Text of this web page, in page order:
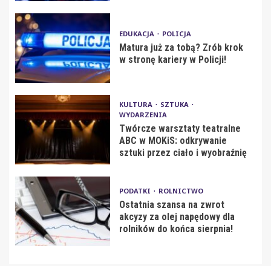
EDUKACJA POLICJA
Matura już za tobą? Zrób krok
w stronę kariery w Policji!
KULTURA
SZTUKA
WYDARZENIA
Twórcze warsztaty teatralne
ABC w MOKiS: odkrywanie
sztuki przez ciało i wyobraźnię
PODATKI ROLNICTWO
Ostatnia szansa na zwrot
akcyzy za olej napędowy dla
rolników do końca sierpnia!